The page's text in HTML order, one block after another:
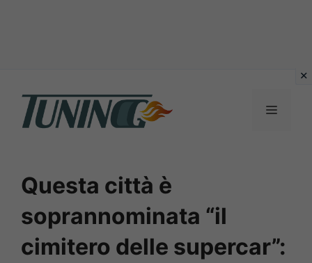
contenuto
Menu
Questa città è
soprannominata “il
cimitero delle supercar”: